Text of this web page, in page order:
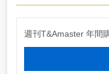
すく理解してもらうことを目
http://www.mof.go.jp/haisin/
週刊T&Amaster 年間